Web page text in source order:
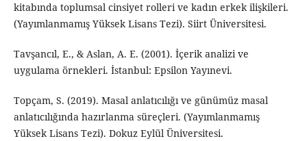
kitabında toplumsal cinsiyet rolleri ve kadın erkek ilişkileri.
(Yayımlanmamış Yüksek Lisans Tezi). Siirt Üniversitesi.
Tavşancıl, E., & Aslan, A. E. (2001). İçerik analizi ve
uygulama örnekleri. İstanbul: Epsilon Yayınevi.
Topçam, S. (2019). Masal anlatıcılığı ve günümüz masal
anlatıcılığında hazırlanma süreçleri. (Yayımlanmamış
Yüksek Lisans Tezi). Dokuz Eylül Üniversitesi.